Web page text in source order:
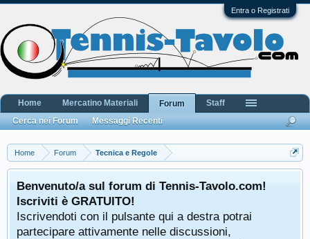
Entra o Registrati
Home Forum Tecnica e Regole
Benvenuto/a sul forum di Tennis-Tavolo.com!
Iscriviti è GRATUITO!
Iscrivendoti con il pulsante qui a destra potrai
partecipare attivamente nelle discussioni,
Home Mercatino Materiali
Forum
Cerca nei Forum
Messaggi Recenti
Staff